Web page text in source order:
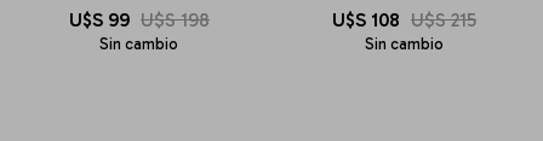
U$S 99 U$S 198
Sin cambio
U$S 108 U$S 215
Sin cambio